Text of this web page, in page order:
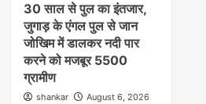
30 साल से पुल का इंतजार,
जुगाड़ के एंगल पुल से जान
जोखिम में डालकर नदी पार
करने को मजबूर 5500
ग्रामीण
shankar
August 6, 2026